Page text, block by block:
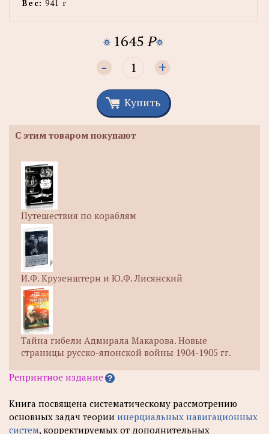
Вес: 941 г
1645 P
- +
Купить
С этим товаром покупают
Путешествия по кораблям
И.Ф. Крузенштерн и Ю.Ф. Лисянский
Тайна гибели Адмирала Макарова. Новые
страницы русско-японской войны 1904-1905 гг.
Репринтное издание
Книга посвящена систематическому рассмотрению
основных задач теории инерциальных навигационных
систем, корректируемых от дополнительных